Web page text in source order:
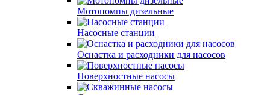
Мотопомпы дизельные
Насосные станции
Оснастка и расходники для насосов
Поверхностные насосы